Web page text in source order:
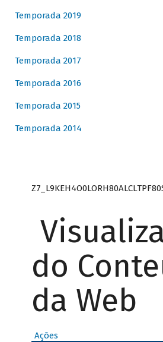
Temporada 2019
Temporada 2018
Temporada 2017
Temporada 2016
Temporada 2015
Temporada 2014
do
da Web
Ações